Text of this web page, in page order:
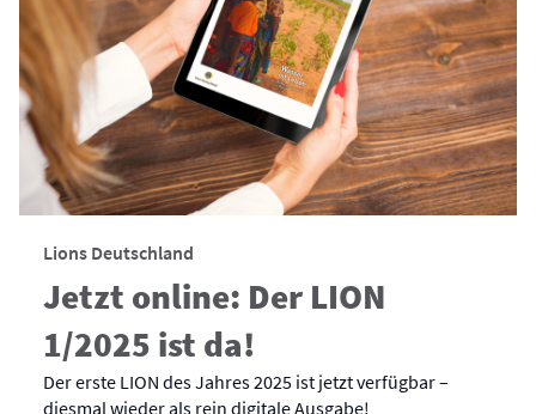
Lions Deutschland
Jetzt online: Der LION
1/2025 ist da!
Der erste LION des Jahres 2025 ist jetzt verfügbar –
diesmal wieder als rein digitale Ausgabe!